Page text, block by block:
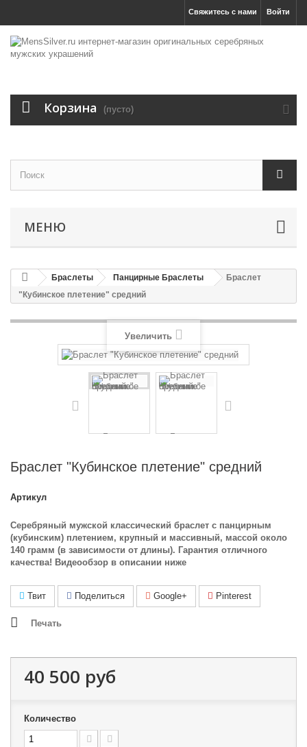
Войти
Свяжитесь с нами
Корзина (пусто)
МЕНЮ
Браслеты Панцирные Браслеты
Браслет
"Кубинское плетение" средний
Увеличить
Браслет "Кубинское плетение" средний
Артикул
Серебряный мужской классический браслет с панцирным
(кубинским) плетением, крупный и массивный, массой около
140 грамм (в зависимости от длины). Гарантия отличного
качества! Видеообзор в описании ниже
Твит Поделиться Google+ Pinterest
Печать
40 500 руб
Количество